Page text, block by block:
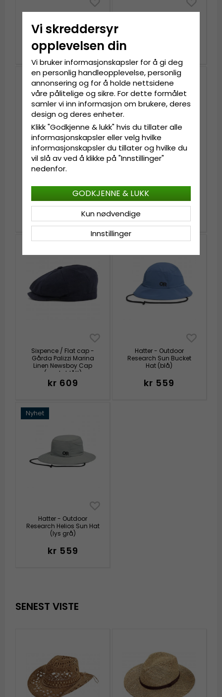
Panama (Blå)
kr 809kr 1 009
Diamond Bucket Hat
(lyse blå)
kr 299
Bucket Hat (blå)
kr 279
Sixpence / Flat cap -
Gårda Palizzi Marina
Linen Newsboy Cap
(mørkeblått)
kr 609
Hatter - Outdoor
Research Sun Bucket
Hat (blå)
kr 559
Nyhet
Hatter - Outdoor
Research Helios Sun Hat
(lys grå)
kr 559
SENEST VISTE
Vi skreddersyr
opplevelsen din
Vi bruker informasjonskapsler for å gi deg
en personlig handleopplevelse, personlig
annonsering og for å holde nettsidene
våre pålitelige og sikre. For dette formålet
samler vi inn informasjon om brukere, deres
design og deres enheter.
Klikk "Godkjenne & lukk" hvis du tillater alle
informasjonskapsler eller velg hvilke
informasjonskapsler du tillater og hvilke du
vil slå av ved å klikke på "Innstillinger"
nedenfor.
Innstillinger
Kun nødvendige
GODKJENNE & LUKK